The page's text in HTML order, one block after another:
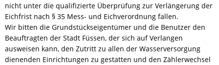
nicht unter die qualifizierte Überprüfung zur Verlängerung der
Eichfrist nach § 35 Mess- und Eichverordnung fallen.
Wir bitten die Grundstückseigentümer und die Benutzer den
Beauftragten der Stadt Füssen, der sich auf Verlangen
ausweisen kann, den Zutritt zu allen der Wasserversorgung
dienenden Einrichtungen zu gestatten und den Zählerwechsel